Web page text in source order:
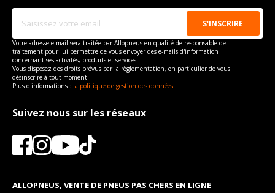
Votre adresse e-mail sera traitée par Allopneus en qualité de responsable de
traitement pour lui permettre de vous envoyer des e-mails d'information
concernant ses activités, produits et services.
Vous disposez des droits prévus par la règlementation, en particulier de vous
désinscrire à tout moment.
Plus d'informations : la politique de gestion des données.
Suivez nous sur les réseaux
ALLOPNEUS, VENTE DE PNEUS PAS CHERS EN LIGNE